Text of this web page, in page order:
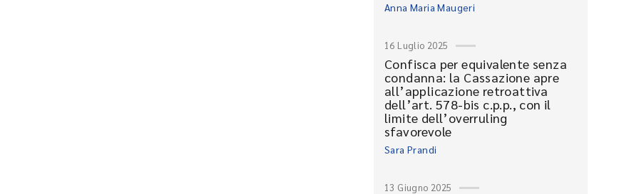
Anna Maria Maugeri
16 Luglio 2025
Confisca per equivalente senza
condanna: la Cassazione apre
all’applicazione retroattiva
dell’art. 578-bis c.p.p., con il
limite dell’overruling
sfavorevole
Sara Prandi
13 Giugno 2025